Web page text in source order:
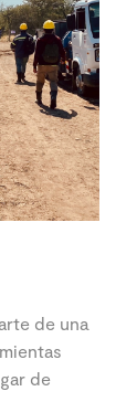
de una
de